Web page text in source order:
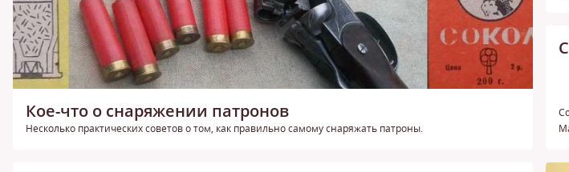
Кое-что о снаряжении патронов
Несколько практических советов о том, как правильно самому снаряжать патроны.